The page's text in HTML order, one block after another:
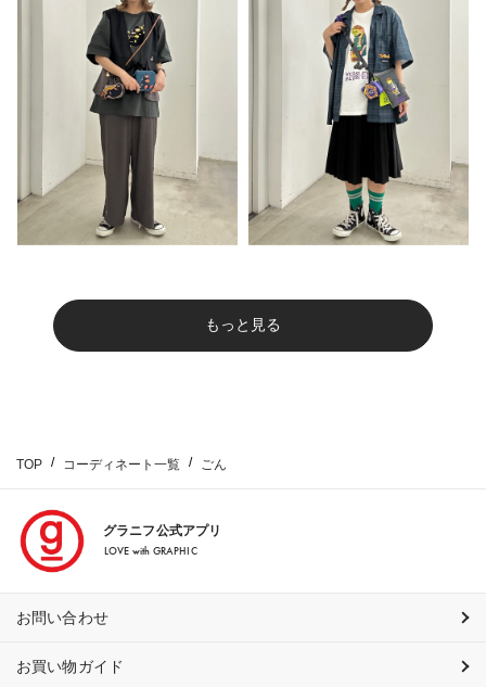
もっと見る
TOP コーディネート一覧 ごん
グラニフ公式アプリ
LOVE with GRAPHIC
お問い合わせ
お買い物ガイド